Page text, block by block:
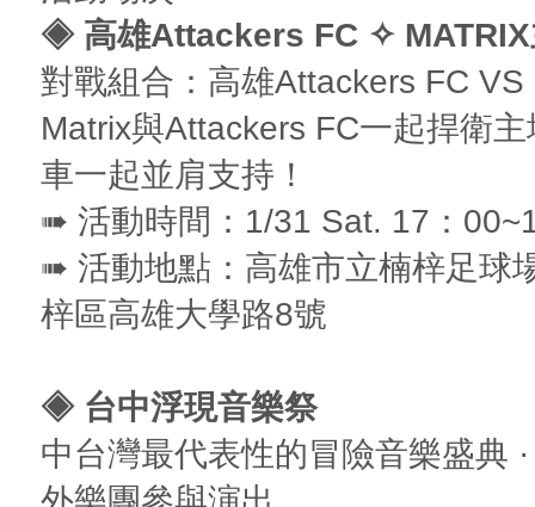
◈ 高雄Attackers FC ✧ MATRIX
對戰組合：高雄Attackers FC VS
Matrix與Attackers FC一起捍衛
車一起並肩支持！
➠ 活動時間：1/31 Sat. 17：
➠ 活動地點：高雄市立楠梓足球
梓區高雄大學路8號
◈ 台中浮現音樂祭
中台灣最代表性的冒險音樂盛典